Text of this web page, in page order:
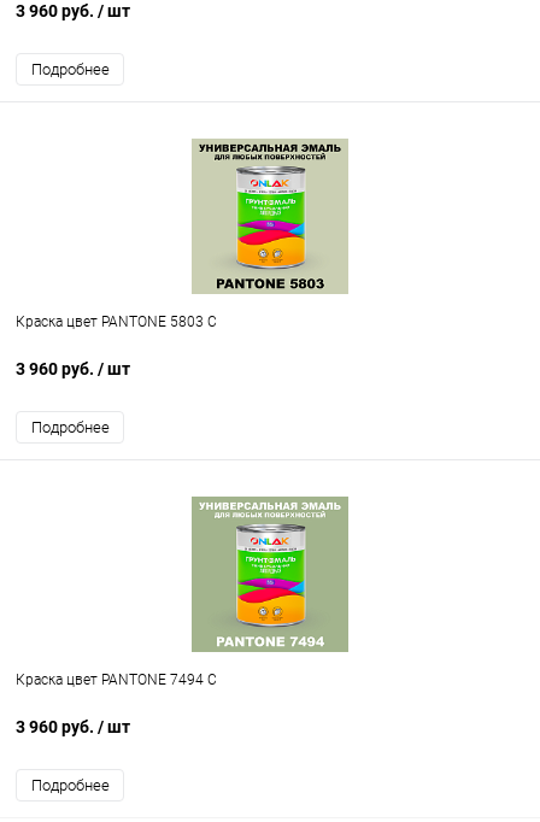
3 960 руб. / шт
Подробнее
Краска цвет PANTONE 5803 C
3 960 руб. / шт
Подробнее
Краска цвет PANTONE 7494 C
3 960 руб. / шт
Подробнее